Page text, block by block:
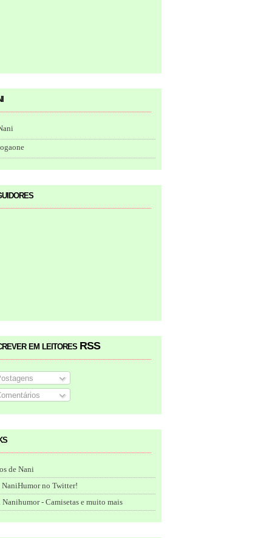
em leitores RSS
de Nani
NaniHumor no Twitter!
- Camisetas e muito mais